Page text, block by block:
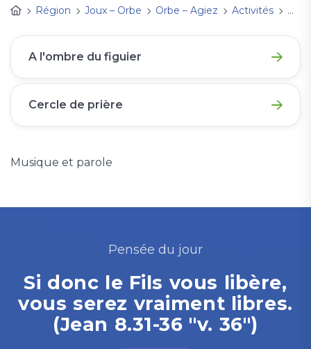
Région
Joux – Orbe Orbe – Agiez Activités
A l'ombre du figuier
Cercle de prière
Musique et parole
Pensée du jour
Si donc le Fils vous libère,
vous serez vraiment libres.
(Jean 8.31-36 "v. 36")